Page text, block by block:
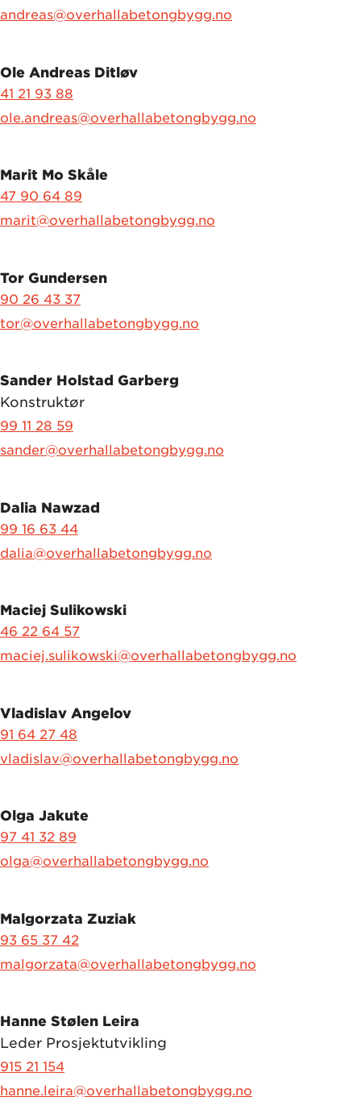
andreas@overhallabetongbygg.no
Ole Andreas Ditløv
41 21 93 88
ole.andreas@overhallabetongbygg.no
Marit Mo Skåle
47 90 64 89
marit@overhallabetongbygg.no
Tor Gundersen
90 26 43 37
tor@overhallabetongbygg.no
Sander Holstad Garberg
Konstruktør
99 11 28 59
sander@overhallabetongbygg.no
Dalia Nawzad
99 16 63 44
dalia@overhallabetongbygg.no
Maciej Sulikowski
46 22 64 57
maciej.sulikowski@overhallabetongbygg.no
Vladislav Angelov
91 64 27 48
vladislav@overhallabetongbygg.no
Olga Jakute
97 41 32 89
olga@overhallabetongbygg.no
Malgorzata Zuziak
93 65 37 42
malgorzata@overhallabetongbygg.no
Hanne Stølen Leira
Leder Prosjektutvikling
915 21 154
hanne.leira@overhallabetongbygg.no